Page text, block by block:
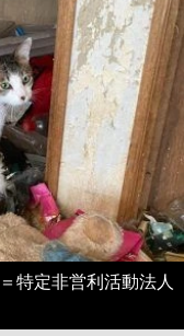
特定非営利活動法人